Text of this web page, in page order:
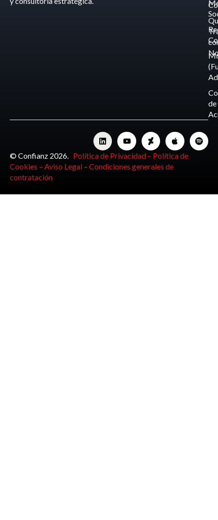
de
© Confianz 2026. Política de Privacidad – Política de
Cookies – Aviso Legal – Condiciones generales de
contratación